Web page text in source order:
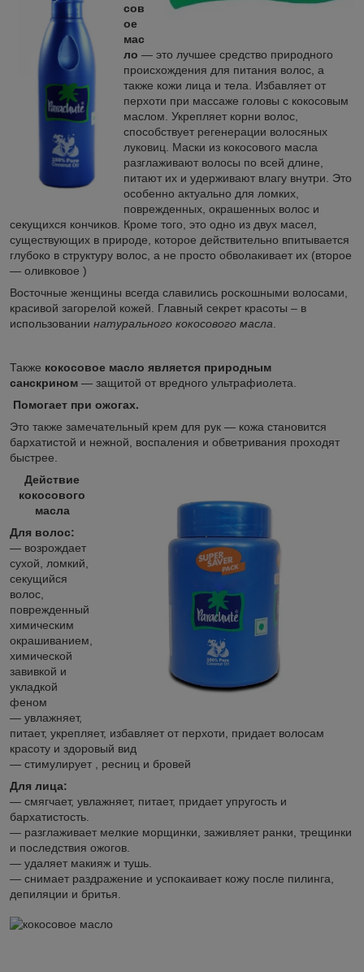
сов
ое
мас
ло — это лучшее средство природного
происхождения для питания волос, а
также кожи лица и тела. Избавляет от
перхоти при массаже головы с кокосовым
маслом. Укрепляет корни волос,
способствует регенерации волосяных
луковиц. Маски из кокосового масла
разглаживают волосы по всей длине,
питают их и удерживают влагу внутри. Это
особенно актуально для ломких,
поврежденных, окрашенных волос и
секущихся кончиков. Кроме того, это одно из двух масел,
существующих в природе, которое действительно впитывается
глубоко в структуру волос, а не просто обволакивает их (второе
— оливковое )
Восточные женщины всегда славились роскошными волосами,
красивой загорелой кожей. Главный секрет красоты – в
использовании натурального кокосового масла
Также кокосовое масло является природным
санскрином — защитой от вредного ультрафиолета.
Помогает при ожогах.
Это также замечательный крем для рук — кожа становится
бархатистой и нежной, воспаления и обветривания проходят
быстрее.
Действие
кокосового
масла
Для волос:
― возрождает
сухой, ломкий,
секущийся
волос,
поврежденный
химическим
окрашиванием,
химической
завивкой и
укладкой
феном
― увлажняет,
питает, укрепляет, избавляет от перхоти, придает волосам
красоту и здоровый вид
― стимулирует , ресниц и бровей
Для лица:
― смягчает, увлажняет, питает, придает упругость и
бархатистость.
― разглаживает мелкие морщинки, заживляет ранки, трещинки
и последствия ожогов.
― удаляет макияж и тушь.
― снимает раздражение и успокаивает кожу после пилинга,
депиляции и бритья.